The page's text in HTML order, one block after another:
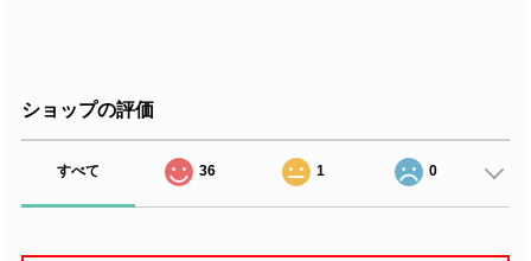
ショップの評価
すべて 36 1 0